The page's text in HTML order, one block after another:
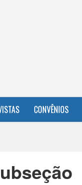
CONVÊNIOS